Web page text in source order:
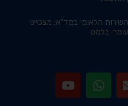
הלאומי במד"א; מצטייני
בלמס